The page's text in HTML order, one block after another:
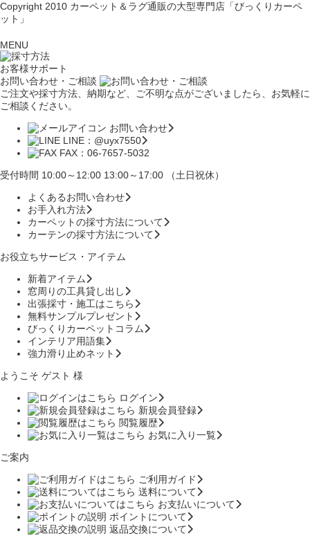
Copyright 2010 カーペット＆ラグ通販の大型専門店「びっくりカーペ
ット」
MENU
お客様サポート
お問い合わせ・ご相談
ご注文や採寸方法、納期など、ご不明な点がございましたら、お気軽に
ご相談ください。
お問い合わせ
LINE：@uyx7550
FAX：06-7657-5032
受付時間 10:00～12:00 13:00～17:00 （土日祝休）
よくあるお問い合わせ
お手入れ方法
カーペットの採寸方法について
カーテンの採寸方法について
お役立ちサービス・アイテム
新着アイテム
窓周りの工具貸し出し
出張採寸・施工はこちら
無料サンプルプレゼント
びっくりカーペットコラム
インテリア用語集
強力滑り止めネット
ようこそ ゲスト 様
ログイン
新規会員登録
閲覧履歴
お気に入り一覧
ご案内
ご利用ガイド
送料について
お支払いについて
ポイントについて
返品交換について